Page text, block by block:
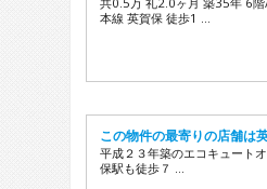
本線 英賀保 徒歩1 …
この物件の最寄りの店舗は
平成２３年築のエコキュート
保駅も徒歩７ …